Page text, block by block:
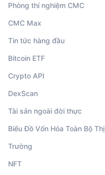
Phòng thí nghiệm CMC
CMC Max
Tin tức hàng đầu
Bitcoin ETF
Crypto API
DexScan
Tài sản ngoài đời thực
Biểu Đồ Vốn Hóa Toàn Bộ Thị
Trường
NFT